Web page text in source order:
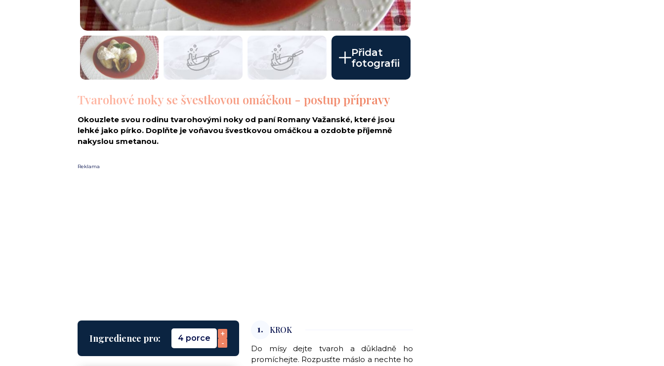
i
Přidat
fotografii
Tvarohové noky se švestkovou omáčkou - postup přípravy
Okouzlete svou rodinu tvarohovými noky od paní Romany Važanské, které jsou
lehké jako pírko. Doplňte je voňavou švestkovou omáčkou a ozdobte příjemně
nakyslou smetanou.
Reklama
Ingredience pro: 4 porce
+
-
1. KROK
Do mísy dejte tvaroh a důkladně ho
promíchejte. Rozpusťte máslo a nechte ho